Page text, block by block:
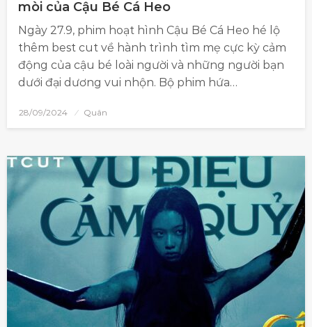
mòi của Cậu Bé Cá Heo
Ngày 27.9, phim hoạt hình Cậu Bé Cá Heo hé lộ
thêm best cut về hành trình tìm mẹ cực kỳ cảm
động của cậu bé loài người và những người bạn
dưới đại dương vui nhộn. Bộ phim hứa…
28/09/2024 Quân